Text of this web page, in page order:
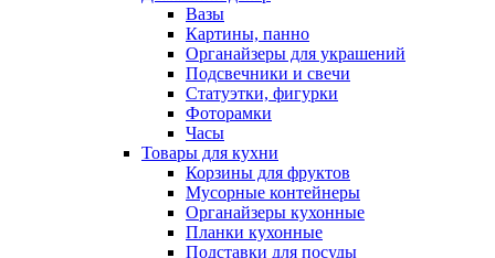
Вазы
Картины, панно
Органайзеры для украшений
Подсвечники и свечи
Статуэтки, фигурки
Фоторамки
Часы
Товары для кухни
Корзины для фруктов
Мусорные контейнеры
Органайзеры кухонные
Планки кухонные
Подставки для посуды